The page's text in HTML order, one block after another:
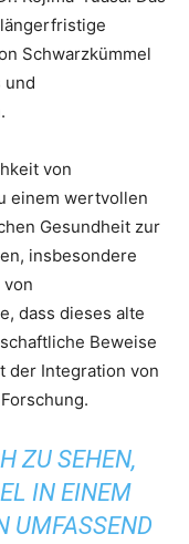
Schwarzkümmel
und
von
einem wertvollen
Gesundheit zur
insbesondere
dass dieses alte
Beweise
der Integration von
ZU SEHEN,
IN EINEM
UMFASSEND